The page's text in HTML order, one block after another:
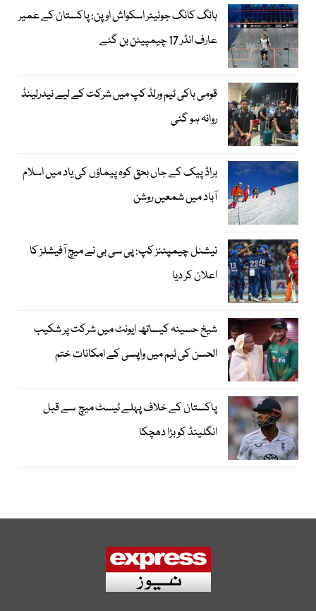
ہانگ کانگ جونیئر اسکواش اوپن: پاکستان کے عمیر
عارف انڈر 17 چیمپیئن بن گئے
قومی ہاکی ٹیم ورلڈ کپ میں شرکت کے لیے نیدرلینڈ
روانہ ہو گئی
براڈ پیک کے جاں بحق کوہ پیماؤں کی یاد میں اسلام
آباد میں شمعیں روشن
نیشنل چیمپئنز کپ: پی سی بی نے میچ آفیشلز کا
اعلان کر دیا
شیخ حسینہ کیساتھ ایونٹ میں شرکت پر شکیب
الحسن کی ٹیم میں واپسی کے امکانات ختم
پاکستان کے خلاف پہلے ٹیسٹ میچ سے قبل
انگلینڈ کو بڑا دھچکا